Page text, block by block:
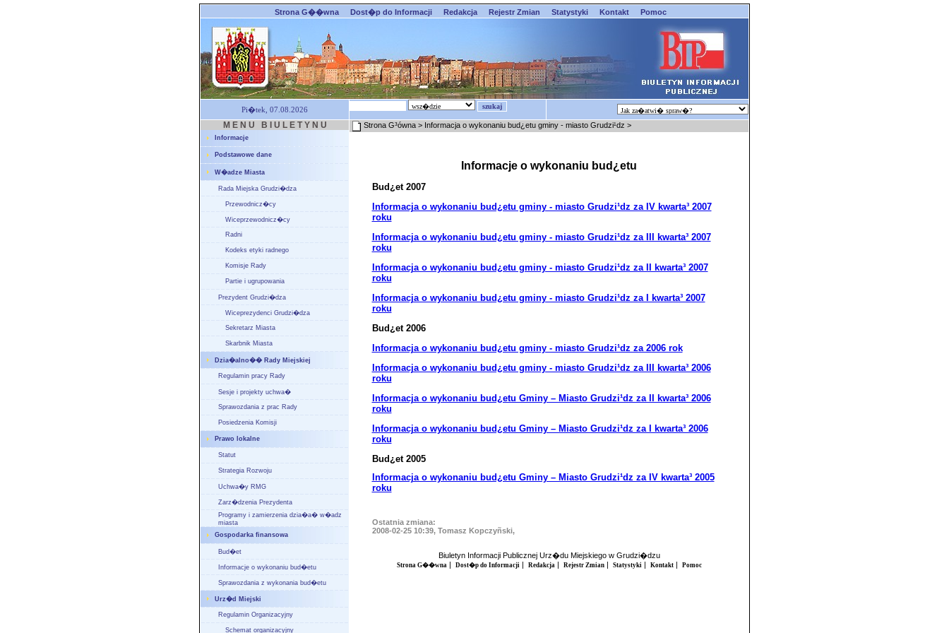
Strona G��wna Dost�p do Informacji Redakcja Rejestr Zmian Statystyki Kontakt Pomoc
Pi�tek, 07.08.2026
M E N U B I U L E T Y N U
Informacje
Podstawowe dane
W�adze Miasta
Rada Miejska Grudzi�dza
Przewodnicz�cy
Wiceprzewodnicz�cy
Radni
Kodeks etyki radnego
Komisje Rady
Partie i ugrupowania
Prezydent Grudzi�dza
Wiceprezydenci Grudzi�dza
Sekretarz Miasta
Skarbnik Miasta
Dzia�alno�� Rady Miejskiej
Regulamin pracy Rady
Sesje i projekty uchwa�
Sprawozdania z prac Rady
Posiedzenia Komisji
Prawo lokalne
Statut
Strategia Rozwoju
Uchwa�y RMG
Zarz�dzenia Prezydenta
Programy i zamierzenia dzia�a� w�adz
miasta
Gospodarka finansowa
Bud�et
Informacje o wykonaniu bud�etu
Sprawozdania z wykonania bud�etu
Urz�d Miejski
Regulamin Organizacyjny
Schemat organizacyjny
Strona G³ówna > Informacja o wykonaniu bud¿etu gminy - miasto Grudzi¹dz >
Informacje o wykonaniu bud¿etu
Bud¿et 2007
Informacja o wykonaniu bud¿etu gminy - miasto Grudzi¹dz za IV kwarta³ 2007
roku
Informacja o wykonaniu bud¿etu gminy - miasto Grudzi¹dz za III kwarta³ 2007
roku
Informacja o wykonaniu bud¿etu gminy - miasto Grudzi¹dz za II kwarta³ 2007
roku
Informacja o wykonaniu bud¿etu gminy - miasto Grudzi¹dz za I kwarta³ 2007
roku
Bud¿et 2006
Informacja o wykonaniu bud¿etu gminy - miasto Grudzi¹dz za 2006 rok
Informacja o wykonaniu bud¿etu gminy - miasto Grudzi¹dz za III kwarta³ 2006
roku
Informacja o wykonaniu bud¿etu Gminy – Miasto Grudzi¹dz za II kwarta³ 2006
roku
Informacja o wykonaniu bud¿etu Gminy – Miasto Grudzi¹dz za I kwarta³ 2006
roku
Bud¿et 2005
Informacja o wykonaniu bud¿etu Gminy – Miasto Grudzi¹dz za IV kwarta³ 2005
roku
Ostatnia zmiana:
2008-02-25 10:39, Tomasz Kopczyñski,
Biuletyn Informacji Publicznej Urz�du Miejskiego w Grudzi�dzu
Strona G��wna | Dost�p do Informacji | Redakcja | Rejestr Zmian| Statystyki | Kontakt| Pomoc